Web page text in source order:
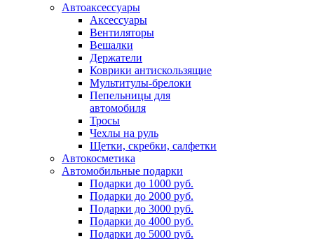
Автоаксессуары
Аксессуары
Вентиляторы
Вешалки
Держатели
Коврики антискользящие
Мультитулы-брелоки
Пепельницы для
автомобиля
Тросы
Чехлы на руль
Щетки, скребки, салфетки
Автокосметика
Автомобильные подарки
Подарки до 1000 руб.
Подарки до 2000 руб.
Подарки до 3000 руб.
Подарки до 4000 руб.
Подарки до 5000 руб.